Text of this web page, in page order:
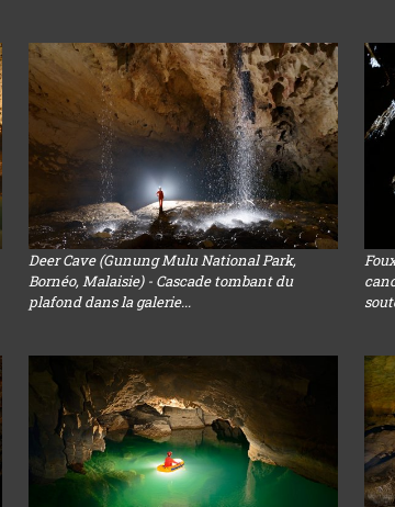
Deer Cave (Gunung Mulu National Park,
Bornéo, Malaisie) - Cascade tombant du
plafond dans la galerie...